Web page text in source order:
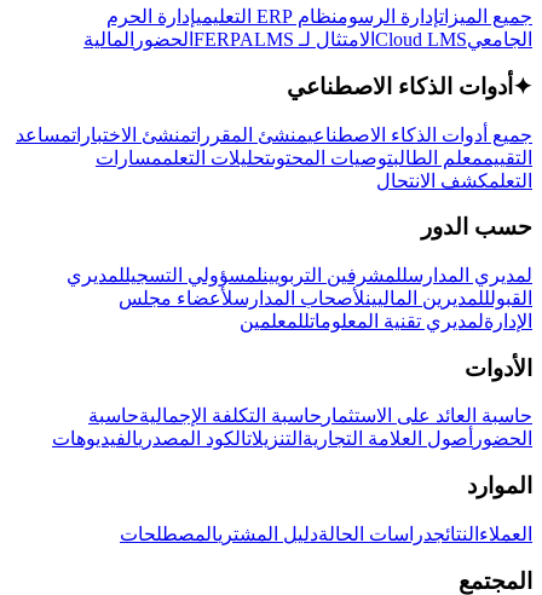
جميع الميزاتإدارة الرسومنظام ERP التعليمي
إدارة الحرم
الجامعيCloud LMS الامتثال لـ FERPA LMS الحضور المالية
✦ أدوات الذكاء الاصطناعي
جميع أدوات الذكاء الاصطناعيمنشئ المقرراتمنشئ الاختباراتمساعد
التقييممعلم الطالبتوصيات المحتوىتحليلات التعلممسارات
التعلمكشف الانتحال
حسب الدور
لمديري المدارسللمشرفين التربويينلمسؤولي التسجيللمديري
القبولللمديرين الماليينلأصحاب المدارسلأعضاء مجلس
الإدارةلمديري تقنية المعلوماتللمعلمين
الأدوات
حاسبة العائد على الاستثمار حاسبة التكلفة الإجماليةحاسبة
الحضور أصول العلامة التجارية التنزيلاتالكود المصدريالفيديوهات
الموارد
العملاء النتائجدراسات الحالةدليل المشتريالمصطلحات
المجتمع